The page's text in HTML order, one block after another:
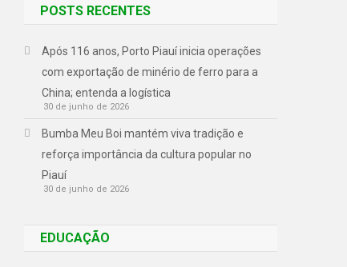
POSTS RECENTES
Após 116 anos, Porto Piauí inicia operações
com exportação de minério de ferro para a
China; entenda a logística
30 de junho de 2026
Bumba Meu Boi mantém viva tradição e
reforça importância da cultura popular no
Piauí
30 de junho de 2026
EDUCAÇÃO